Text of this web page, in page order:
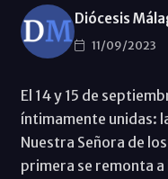
Diócesis
11/09/2023
El 14 y 15 de
íntimamente unidas:
Nuestra Señora de
primera se remonta